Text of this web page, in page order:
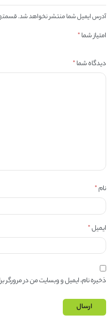
آدرس ایمیل شما منتشر نخواهد شد.
امتیاز شما*
دیدگاه شما*
نام*
ایمیل*
ذخیره نام، ایمیل و وبسایت من در